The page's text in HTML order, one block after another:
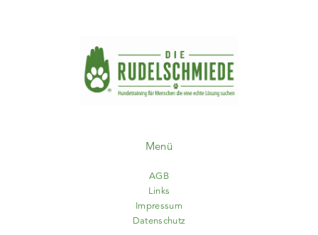
Menü
AGB
Links
Impressum
Datenschutz